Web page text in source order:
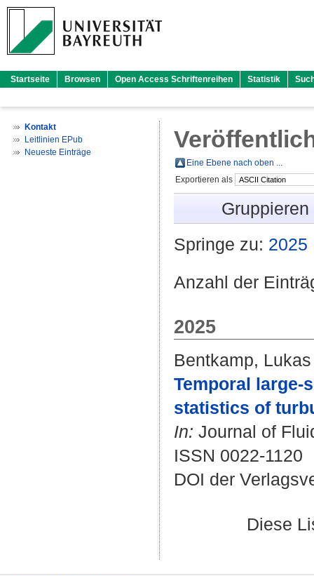
Startseite Browsen Open Access Schriftenreihen Statistik
Kontakt
Leitlinien EPub
Neueste Einträge
Eine Ebene nach oben ...
Exportieren als
Springe zu: 2025
Anzahl der
2025
Bentkamp, Lukas
Temporal large-
statistics of
In: Journal of
ISSN 0022-1120
DOI der
Diese